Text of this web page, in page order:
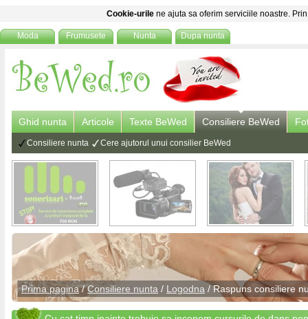
Cookie-urile ne ajuta sa oferim serviciile noastre.
Moda Frumusete Nunta Dupa nunta
Ghid nunta Articole Texte BeWed Consiliere BeWed
Consiliere nunta Cere ajutorul unui consilier BeWed
Prima pagina/Consiliere nunta / Logodna / Raspuns consiliere